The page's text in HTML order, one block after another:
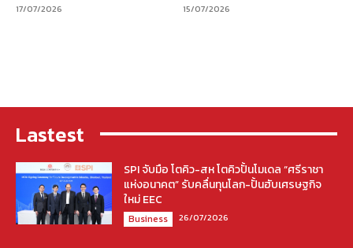
17/07/2026 15/07/2026
Lastest
SPI จับมือ โตคิว-สห โตคิวปั้นโมเดล “ศรีราชา
แห่งอนาคต” รับคลื่นทุนโลก-ปั้นฮับเศรษฐกิจ
ใหม่ EEC
Business 26/07/2026